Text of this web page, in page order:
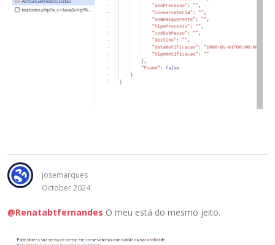
josemarques
October 2024
@Renatabtfernandes O meu está do mesmo jeito.